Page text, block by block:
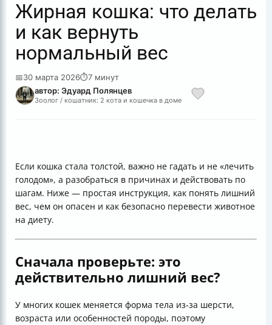
Жирная кошка: что делать
и как вернуть
нормальный вес
📅30 марта 2026⏱7 минут
автор: Эдуард Полянцев
Зоолог / кошатник: 2 кота и кошечка в доме
Если кошка стала толстой, важно не гадать и не «лечить
голодом», а разобраться в причинах и действовать по
шагам. Ниже — простая инструкция, как понять лишний
вес, чем он опасен и как безопасно перевести животное
на диету.
Сначала проверьте: это
действительно лишний вес?
У многих кошек меняется форма тела из‑за шерсти,
возраста или особенностей породы, поэтому